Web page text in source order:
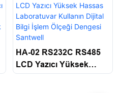
Ölçeği, Küçük
Ağırlıkların Tartılması
Için Denge Dengesi
HA-02 RS232C RS485
LCD Yazıcı Yüksek
Hassas Laboratuvar